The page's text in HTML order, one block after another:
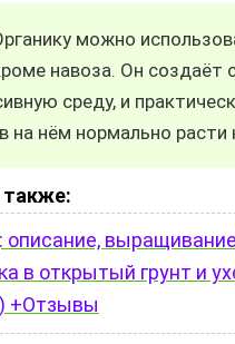
можно
навоза. Он создаёт
среду, и
на нём нормально расти
также:
описание,
в открытый грунт и
+Отзывы